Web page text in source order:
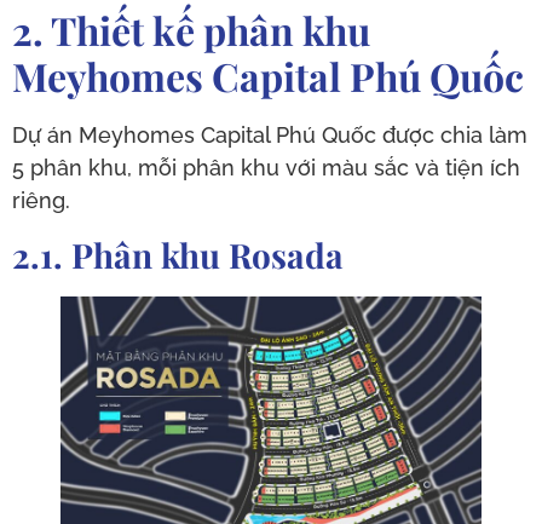
2. Thiết kế phân khu
Meyhomes Capital Phú Quốc
Dự án Meyhomes Capital Phú Quốc được chia làm
5 phân khu, mỗi phân khu với màu sắc và tiện ích
riêng.
2.1. Phân khu Rosada